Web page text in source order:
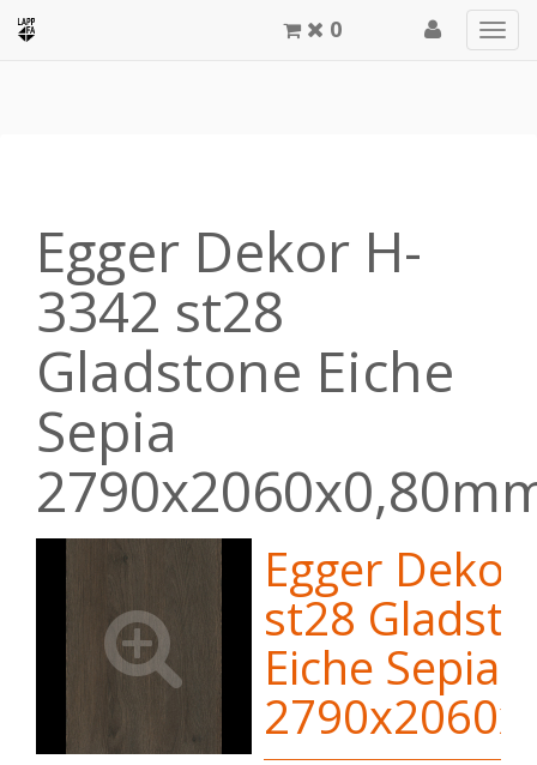
0
Egger Dekor H-
3342 st28
Gladstone Eiche
Sepia
Egger
st28
Eiche Sepia